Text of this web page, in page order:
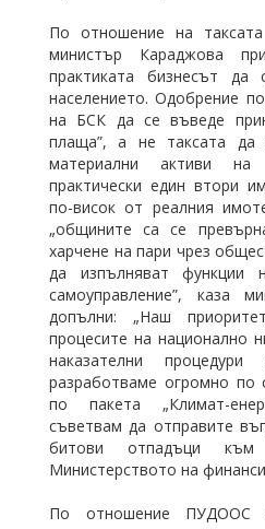
По отношение на
министър Караджова
практиката бизнесът да
населението. Одобрение
на БСК да се въведе
плаща”, а не таксата да
материални активи
практически един втори
по-висок от реалния
„общините са се
харчене на пари чрез
да изпълняват функции
самоуправление”, каза
допълни: „Наш
процесите на национално
наказателни
разработваме огромно по
по пакета „Климат-
съветвам да отправите
битови отпадъци
Министерството на
По отношение ПУДООС